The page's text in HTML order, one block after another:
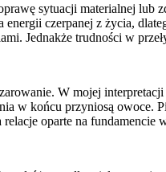
sytuacji materialnej
czerpanej z życia,
Jednakże trudności w
W mojej
w końcu przyniosą owoce.
oparte na fundamencie